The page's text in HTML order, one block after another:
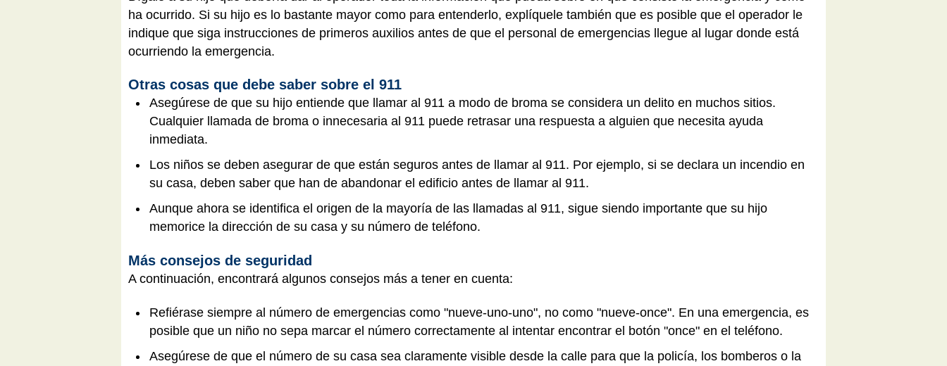
ha ocurrido. Si su hijo es lo bastante mayor como para entenderlo, explíquele también que es posible que el operador le
indique que siga instrucciones de primeros auxilios antes de que el personal de emergencias llegue al lugar donde está
ocurriendo la emergencia.
Otras cosas que debe saber sobre el 911
Asegúrese de que su hijo entiende que llamar al 911 a modo de broma se considera un delito en muchos sitios.
Cualquier llamada de broma o innecesaria al 911 puede retrasar una respuesta a alguien que necesita ayuda
inmediata.
Los niños se deben asegurar de que están seguros antes de llamar al 911. Por ejemplo, si se declara un incendio en
su casa, deben saber que han de abandonar el edificio antes de llamar al 911.
Aunque ahora se identifica el origen de la mayoría de las llamadas al 911, sigue siendo importante que su hijo
memorice la dirección de su casa y su número de teléfono.
Más consejos de seguridad
A continuación, encontrará algunos consejos más a tener en cuenta:
Refiérase siempre al número de emergencias como "nueve-uno-uno", no como "nueve-once". En una emergencia, es
posible que un niño no sepa marcar el número correctamente al intentar encontrar el botón "once" en el teléfono.
Asegúrese de que el número de su casa sea claramente visible desde la calle para que la policía, los bomberos o la